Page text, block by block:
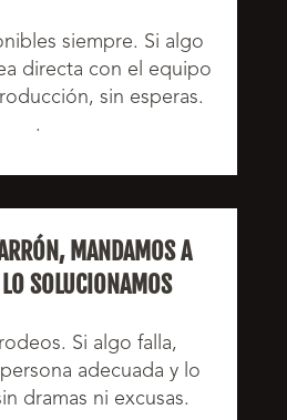
siempre. Si algo
directa con el equipo
sin esperas.
.
MANDAMOS A
SOLUCIONAMOS
Si algo falla,
adecuada y lo
dramas ni excusas.